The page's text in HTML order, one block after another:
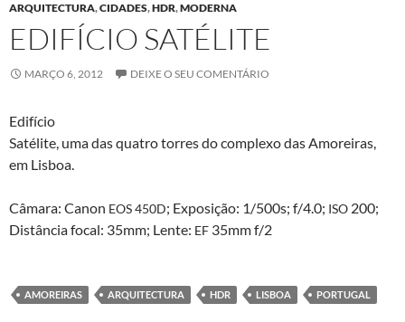
ARQUITECTURA,CIDADES,HDR,MODERNA
EDIFÍCIO SATÉLITE
MARÇO 6, 2012 DEIXE O SEU COMENTÁRIO
Edifí­cio
Satélite, uma das qua­tro tor­res do com­plexo das Amor­eiras,
em Lisboa.
Câmara: Canon EOS450D; Exposição: 1/500s; f/4.0; ISO 200;
Dis­tân­cia focal: 35mm; Lente: EF 35mm f/2
AMOREIRAS ARQUITECTURA HDR LISBOA PORTUGAL